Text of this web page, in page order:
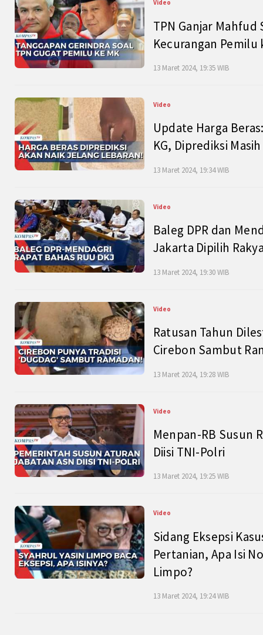
Video
TPN Ganjar Mahfud
Kecurangan Pemilu
13 Maret 2024, 19:35 WIB
Video
Update Harga
KG, Diprediksi
13 Maret 2024, 19:34 WIB
Video
Baleg DPR dan
Jakarta Dipilih
13 Maret 2024, 19:30 WIB
Video
Ratusan Tahun
Cirebon Sambut
13 Maret 2024, 19:28 WIB
Video
Menpan-RB Susun
Diisi TNI-Polri
13 Maret 2024, 19:25 WIB
Video
Sidang Eksepsi
Pertanian, Apa Isi
Limpo?
13 Maret 2024, 19:24 WIB